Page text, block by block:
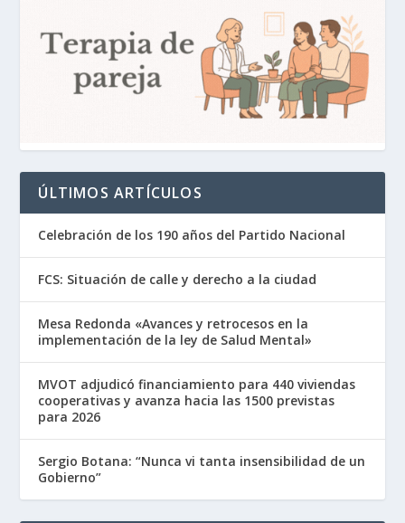
ÚLTIMOS ARTÍCULOS
Celebración de los 190 años del Partido Nacional
FCS: Situación de calle y derecho a la ciudad
Mesa Redonda «Avances y retrocesos en la
implementación de la ley de Salud Mental»
MVOT adjudicó financiamiento para 440 viviendas
cooperativas y avanza hacia las 1500 previstas
para 2026
Sergio Botana: “Nunca vi tanta insensibilidad de un
Gobierno”